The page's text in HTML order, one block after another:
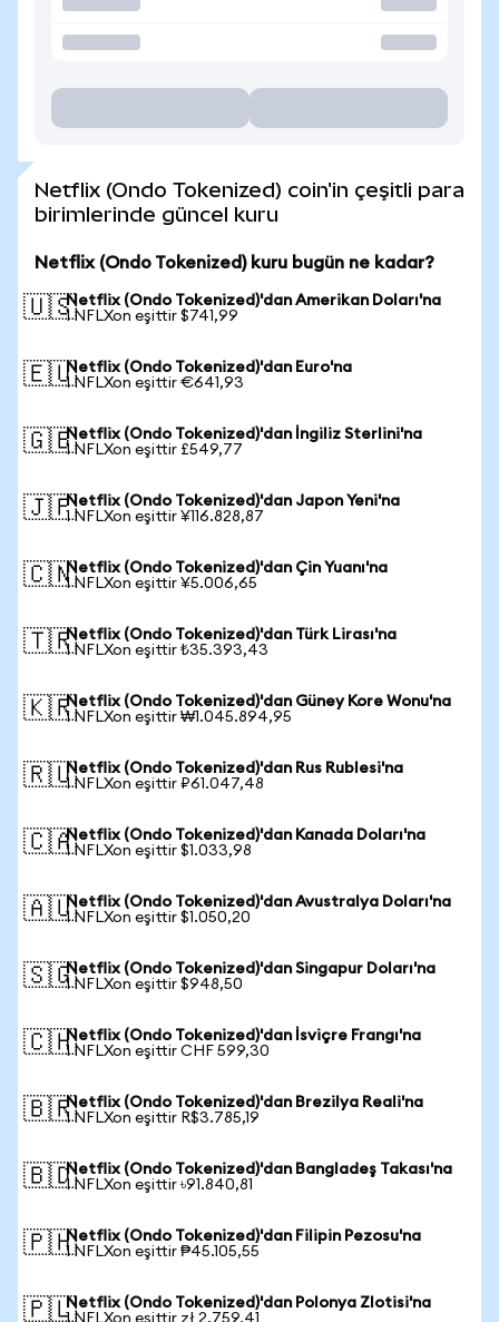
Netflix (Ondo Tokenized) coin'in çeşitli para
birimlerinde güncel kuru
Netflix (Ondo Tokenized) kuru bugün ne kadar?
🇺🇸Netflix (Ondo Tokenized)'dan Amerikan Doları'na
1 NFLXon eşittir $741,99
🇪🇺Netflix (Ondo Tokenized)'dan Euro'na
1 NFLXon eşittir €641,93
🇬🇧Netflix (Ondo Tokenized)'dan İngiliz Sterlini'na
1 NFLXon eşittir £549,77
🇯🇵Netflix (Ondo Tokenized)'dan Japon Yeni'na
1 NFLXon eşittir ¥116.828,87
🇨🇳Netflix (Ondo Tokenized)'dan Çin Yuanı'na
1 NFLXon eşittir ¥5.006,65
🇹🇷Netflix (Ondo Tokenized)'dan Türk Lirası'na
1 NFLXon eşittir ₺35.393,43
🇰🇷Netflix (Ondo Tokenized)'dan Güney Kore Wonu'na
1 NFLXon eşittir ₩1.045.894,95
🇷🇺Netflix (Ondo Tokenized)'dan Rus Rublesi'na
1 NFLXon eşittir ₽61.047,48
🇨🇦Netflix (Ondo Tokenized)'dan Kanada Doları'na
1 NFLXon eşittir $1.033,98
🇦🇺Netflix (Ondo Tokenized)'dan Avustralya Doları'na
1 NFLXon eşittir $1.050,20
🇸🇬Netflix (Ondo Tokenized)'dan Singapur Doları'na
1 NFLXon eşittir $948,50
🇨🇭Netflix (Ondo Tokenized)'dan İsviçre Frangı'na
1 NFLXon eşittir CHF 599,30
🇧🇷Netflix (Ondo Tokenized)'dan Brezilya Reali'na
1 NFLXon eşittir R$3.785,19
🇧🇩Netflix (Ondo Tokenized)'dan Bangladeş Takası'na
1 NFLXon eşittir ৳91.840,81
🇵🇭Netflix (Ondo Tokenized)'dan Filipin Pezosu'na
1 NFLXon eşittir ₱45.105,55
🇵🇱Netflix (Ondo Tokenized)'dan Polonya Zlotisi'na
1 NFLXon eşittir zł 2.759,41